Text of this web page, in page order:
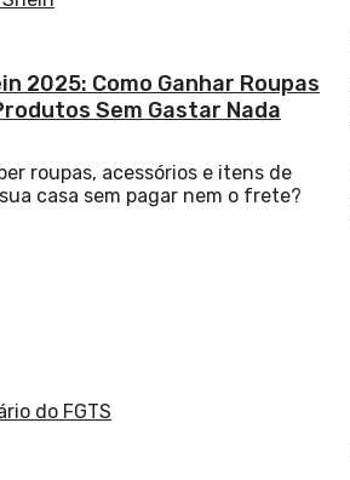
2025: Como Ganhar Roupas
Sem Gastar Nada
roupas, acessórios e itens de
casa sem pagar nem o frete?